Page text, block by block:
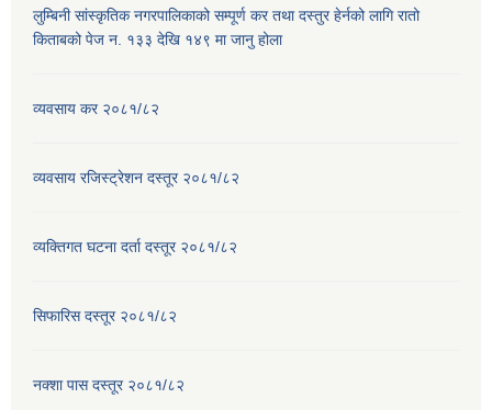
लुम्बिनी सांस्कृतिक नगरपालिकाको सम्पूर्ण कर तथा दस्तुर हेर्नको लागि रातो
किताबको पेज न. १३३ देखि १४९ मा जानु होला
व्यवसाय कर २०८१/८२
व्यवसाय रजिस्ट्रेशन दस्तूर २०८१/८२
व्यक्तिगत घटना दर्ता दस्तूर २०८१/८२
सिफारिस दस्तूर २०८१/८२
नक्शा पास दस्तूर २०८१/८२